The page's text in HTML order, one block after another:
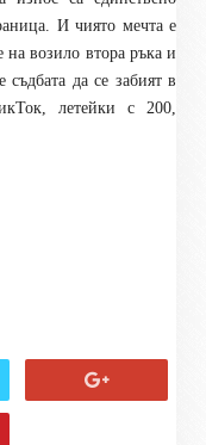
И чиято мечта е
на возило втора ръка и
да се забият в
летейки с 200,